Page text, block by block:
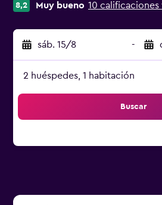
8,2 Muy bueno 10 calificaciones
sáb. 15/8 -
2 huéspedes, 1 habitación
Buscar